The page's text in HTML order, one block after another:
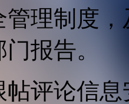
管理制度
报告。
帖评论信